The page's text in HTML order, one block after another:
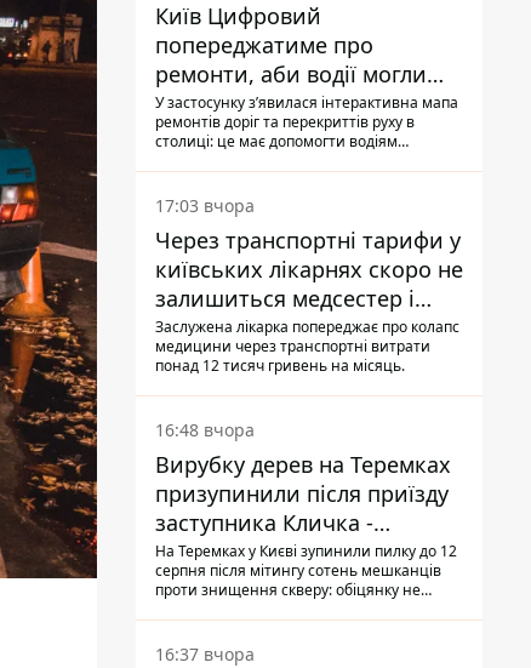
Київ Цифровий
попереджатиме про
ремонти, аби водії могли
уникати ділянок із заторами
У застосунку зʼявилася інтерактивна мапа
ремонтів доріг та перекриттів руху в
столиці: це має допомогти водіям
17:03 вчора
Через транспортні тарифи у
київських лікарнях скоро не
залишиться медсестер і
санітарок - професор
Голубовська
Заслужена лікарка попереджає про колапс
медицини через транспортні витрати
понад 12 тисяч гривень на місяць.
16:48 вчора
Вирубку дерев на Теремках
призупинили після приїзду
заступника Кличка -
почався діалог
На Теремках у Києві зупинили пилку до 12
серпня після мітингу сотень мешканців
проти знищення скверу: обіцянку не
прибув налагодити комунікацію
16:37 вчора